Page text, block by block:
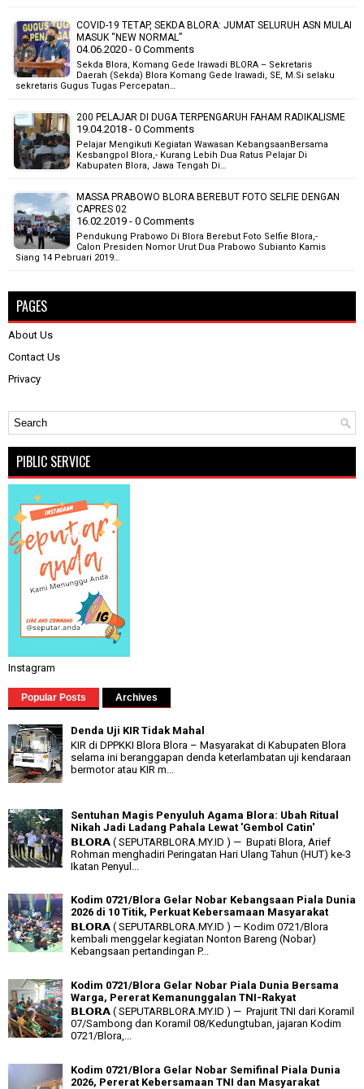
COVID-19 TETAP, SEKDA BLORA: JUMAT SELURUH ASN MULAI
MASUK “NEW NORMAL”
04.06.2020 - 0 Comments
Sekda Blora, Komang Gede Irawadi BLORA – Sekretaris
Daerah (Sekda) Blora Komang Gede Irawadi, SE, M.Si selaku
sekretaris Gugus Tugas Percepatan…
200 PELAJAR DI DUGA TERPENGARUH FAHAM RADIKALISME
19.04.2018 - 0 Comments
Pelajar Mengikuti Kegiatan Wawasan KebangsaanBersama
Kesbangpol Blora,- Kurang Lebih Dua Ratus Pelajar Di
Kabupaten Blora, Jawa Tengah Di…
MASSA PRABOWO BLORA BEREBUT FOTO SELFIE DENGAN
CAPRES 02
16.02.2019 - 0 Comments
Pendukung Prabowo Di Blora Berebut Foto Selfie Blora,-
Calon Presiden Nomor Urut Dua Prabowo Subianto Kamis
Siang 14 Pebruari 2019…
PAGES
About Us
Contact Us
Privacy
PIBLIC SERVICE
Instagram
Popular Posts Archives
Denda Uji KIR Tidak Mahal
KIR di DPPKKI Blora Blora – Masyarakat di Kabupaten Blora
selama ini beranggapan denda keterlambatan uji kendaraan
bermotor atau KIR m...
Sentuhan Magis Penyuluh Agama Blora: Ubah Ritual
Nikah Jadi Ladang Pahala Lewat 'Gembol Catin'
𝗕𝗟𝗢𝗥𝗔 ( SEPUTARBLORA.MY.ID ) — Bupati Blora, Arief
Rohman menghadiri Peringatan Hari Ulang Tahun (HUT) ke-3
Ikatan Penyul...
Kodim 0721/Blora Gelar Nobar Kebangsaan Piala Dunia
2026 di 10 Titik, Perkuat Kebersamaan Masyarakat
𝗕𝗟𝗢𝗥𝗔 ( SEPUTARBLORA.MY.ID ) — Kodim 0721/Blora
kembali menggelar kegiatan Nonton Bareng (Nobar)
Kebangsaan pertandingan P...
Kodim 0721/Blora Gelar Nobar Piala Dunia Bersama
Warga, Pererat Kemanunggalan TNI-Rakyat
𝗕𝗟𝗢𝗥𝗔 ( SEPUTARBLORA.MY.ID ) — Prajurit TNI dari Koramil
07/Sambong dan Koramil 08/Kedungtuban, jajaran Kodim
0721/Blora,...
Kodim 0721/Blora Gelar Nobar Semifinal Piala Dunia
2026, Pererat Kebersamaan TNI dan Masyarakat